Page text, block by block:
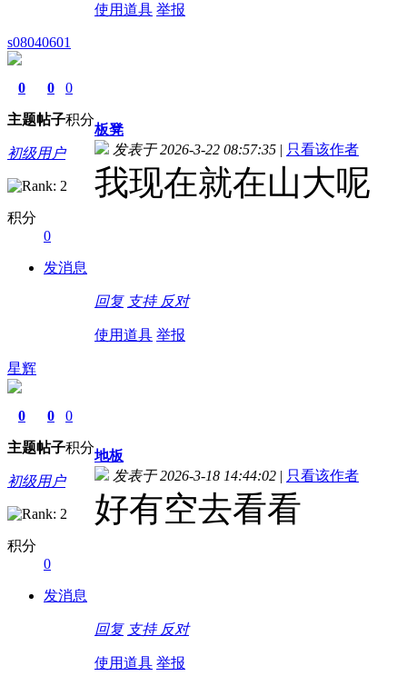
使用道具 举报
s08040601
0
主题
0
帖子
0
积分
初级用户
积分
0
发消息
板凳
发表于 2026-3-22 08:57:35 | 只看该作者
我现在就在山大呢
回复 支持 反对
使用道具 举报
星辉
0
主题
0
帖子
0
积分
初级用户
积分
0
发消息
地板
发表于 2026-3-18 14:44:02 | 只看该作者
好有空去看看
回复 支持 反对
使用道具 举报